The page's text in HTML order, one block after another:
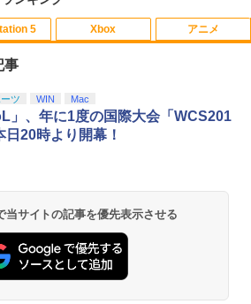
鬼エイム 橙鬼 ハイグレードモデル FPS
エイム向上 リング シリコン製 国産 ステ
ィック スポンジ PS5 PS4 SWITCH コン
￥2,280
￥3,388
送料無料【BRICK game テトリス
ビッグ ゲーム機】ゲームウォッチ ゲ
ーム レトロゲーム 景品 粗品 携
単 シンプル 単3電池 ミニゲーム
大きい GAME ポータブル ボケ防
止 携帯ゲーム レトロゲーム ブロッ
[Switch 2] ぽこ あ ポケモン エキスパン
ションパス（ダウンロード版）※3,200
ポイントまでご利用可
【中古】 バグズ・ライフ [レンタル落ち]
[Blu-ray] [ブルーレイ]
￥2,188
スプラトゥーン レイダース|オンライン
コード版
スプラトゥーン レイダース -Switch2
￥6,455
5
PlayStation 5 デジタル・エディション
日本語専用 Console Language: Japan
ese only (CFI-2200B01)
プロダクトコード 封入
￥7,286
Xbox
【純正品】Xbox ワイヤレス コントロー
ラー + USB-C® ケーブル
Xbox プリペイドカード 5,000円 デジタ
ンラインコード]
￥5,000
アニメ
【Amazon.co.jp限定】劇場版モノノ怪
第三章 蛇神 (Amazon.co.jp限定オリジ
ナル三方背収納ケース付きコレクション)
(オリジナル特典:オリジナル巾着＋メー
ボード付) [Blu-ray]
￥10,780
事
ツ WIN Mac
」、年に1度の国際大会「WCS201
日20時より開幕！
サイトの記事を優先表示させる